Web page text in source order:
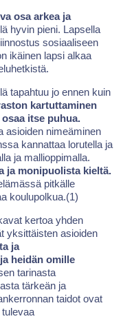
osa arkea ja
hyvin pieni. Lapsella
sosiaaliseen
ikäinen lapsi alkaa
tapahtuu jo ennen kuin
kartuttaminen
itse puhua.
asioiden nimeäminen
kannattaa lorutella ja
ja mallioppimalla.
ja monipuolista kieltä.
pitkälle
koulupolkua.(1)
kertoa yhden
yksittäisten asioiden
ja
heidän omille
tarinasta
tärkeän ja
taidot ovat